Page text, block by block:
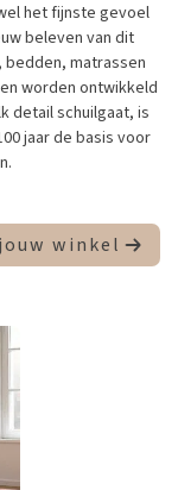
het fijnste gevoel
beleven van dit
matrassen
worden ontwikkeld
detail schuilgaat, is
jaar de basis voor
winkel